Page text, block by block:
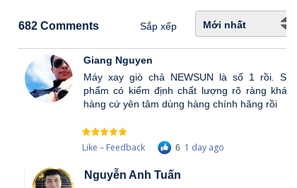
682 Comments Sắp xếp
Máy xay giò chả NEWSUN là số 1 rồi. Sản
phẩm có kiểm định chất lượng rõ ràng khách
hàng cứ yên tâm dùng hàng chính hãng rồi
Giang Nguyen
Like – Feedback 6 1 day ago
Mới nhất
Nguyễn Anh Tuấn